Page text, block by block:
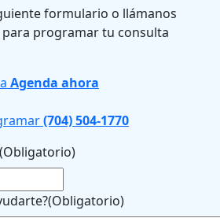
formulario o llámanos
programar tu consulta
Agenda ahora
(704) 504-1770
(Obligatorio)
(Obligatorio)